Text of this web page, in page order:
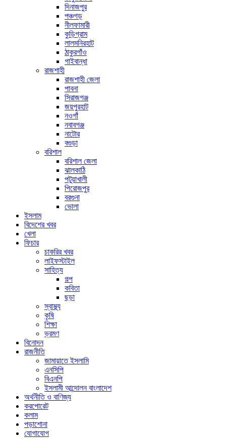
দিনাজপুর
পঞ্চগড়
নীলফামারী
কুড়িগ্রাম
লালমনিরহাট
ঠাকুরগাঁও
গাইবান্ধা
রাজশাহী
রাজশাহী জেলা
পাবনা
সিরাজগঞ্জ
জয়পুরহাট
নওগাঁ
নবাবগঞ্জ
নাটোর
বগুড়া
বরিশাল
বরিশাল জেলা
ঝালকাঠি
পটুয়াখালী
পিরোজপুর
বরগুনা
ভোলা
ইসলাম
বিদেশের খবর
খেলা
ফিচার
চাকরির খবর
লাইফস্টাইল
সাহিত্য
গল্প
কবিতা
ছড়া
স্বাস্থ্য
কৃষি
শিক্ষা
ভ্রমণ
বিনোদন
রাজনীতি
জামায়াতে ইসলামি
এনসিপি
বিএনপি
ইসলামী আন্দোলন বাংলাদেশ
অর্থনীতি ও বাণিজ্য
করপোরেট
কলাম
পড়াশোনা
যোগাযোগ